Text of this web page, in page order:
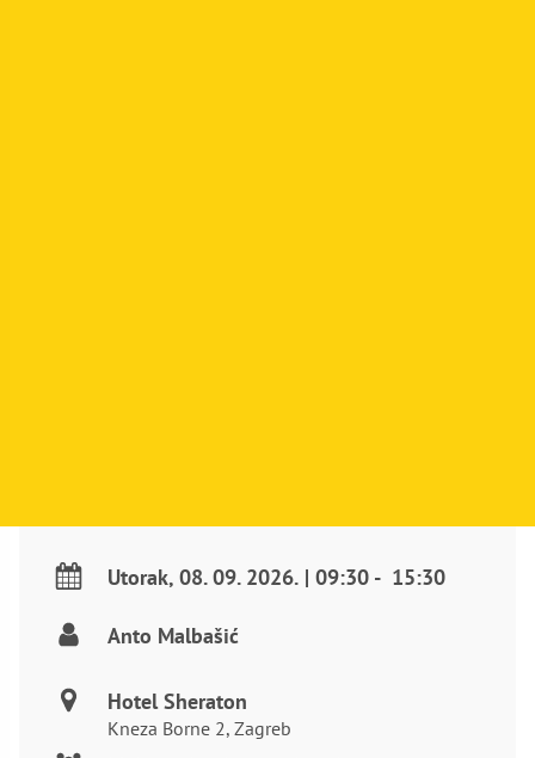
Utorak, 08. 09. 2026. | 09:30 - 15:30
Anto Malbašić
Hotel Sheraton
Kneza Borne 2, Zagreb